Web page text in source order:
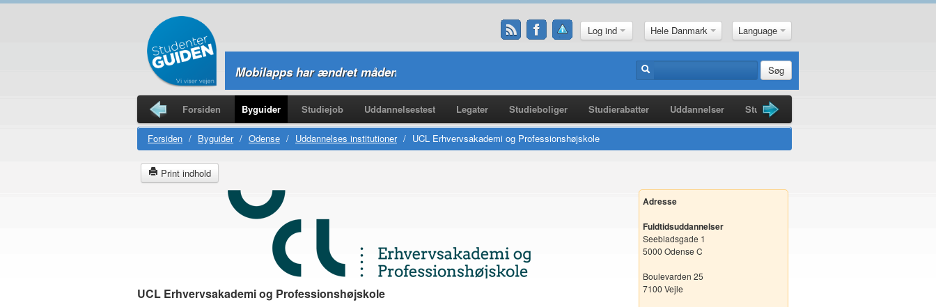
Log ind Hele Danmark Language
Mobilapps har ændret måden vi spiller online casino på Søg
Forsiden Byguider Studiejob Uddannelsestest Legater Studieboliger Studierabatter Uddannelser Studiebøger
Studierejser
Forsiden / Byguider / Odense / Uddannelses institutioner / UCL Erhvervsakademi og Professionshøjskole
Print indhold
UCL Erhvervsakademi og Professionshøjskole
Adresse
Fuldtidsuddannelser
Seebladsgade 1
5000 Odense C
Boulevarden 25
7100 Vejle